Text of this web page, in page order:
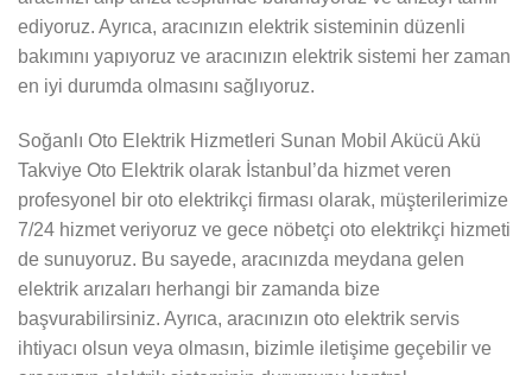
ediyoruz. Ayrıca, aracınızın elektrik sisteminin düzenli
bakımını yapıyoruz ve aracınızın elektrik sistemi her zaman
en iyi durumda olmasını sağlıyoruz.
Soğanlı Oto Elektrik Hizmetleri Sunan Mobil Akücü Akü
Takviye Oto Elektrik olarak İstanbul’da hizmet veren
profesyonel bir oto elektrikçi firması olarak, müşterilerimize
7/24 hizmet veriyoruz ve gece nöbetçi oto elektrikçi hizmeti
de sunuyoruz. Bu sayede, aracınızda meydana gelen
elektrik arızaları herhangi bir zamanda bize
başvurabilirsiniz. Ayrıca, aracınızın oto elektrik servis
ihtiyacı olsun veya olmasın, bizimle iletişime geçebilir ve